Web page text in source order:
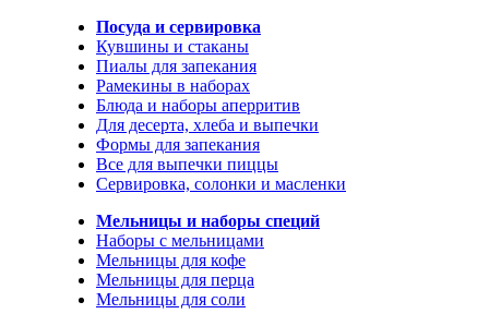
Посуда и сервировка
Кувшины и стаканы
Пиалы для запекания
Рамекины в наборах
Блюда и наборы аперритив
Для десерта, хлеба и выпечки
Формы для запекания
Все для выпечки пиццы
Сервировка, солонки и масленки
Мельницы и наборы специй
Наборы с мельницами
Мельницы для кофе
Мельницы для перца
Мельницы для соли